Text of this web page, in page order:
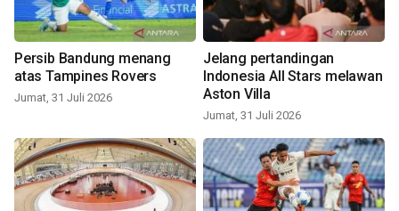
Persib Bandung menang
atas Tampines Rovers
Jumat, 31 Juli 2026
Jelang pertandingan
Indonesia All Stars melawan
Aston Villa
Jumat, 31 Juli 2026